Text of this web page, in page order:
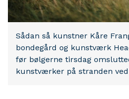
Sådan så kunstner Kåre
bondegård og kunstværk
før bølgerne tirsdag
kunstværker på stranden ved